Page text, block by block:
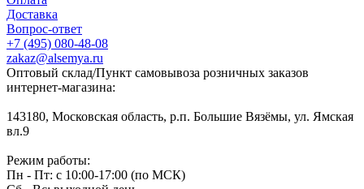
Доставка
Вопрос-ответ
+7 (495) 080-48-08
zakaz@alsemya.ru
Оптовый склад/Пункт самовывоза розничных заказов
интернет-магазина:
143180, Московская область, р.п. Большие Вязёмы, ул. Ямская
вл.9
Режим работы:
Пн - Пт: с 10:00-17:00 (по МСК)